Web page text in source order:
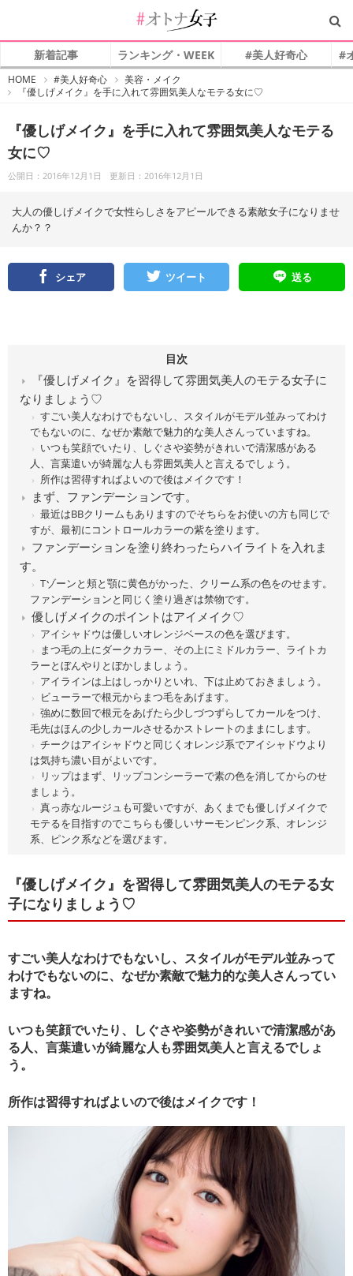
新着記事 ランキング・WEEK #美人好奇心 #
HOME
オ
ト
子
#美人好奇心
美容・メイク
『優しげメイク』を手に入れて雰囲気美人なモテる女に♡
『優しげメイク』を手に入れて雰囲気美人なモテる
女に♡
公開日：2016年12月1日 更新日：2016年12月1日
大人の優しげメイクで女性らしさをアピールできる素敵女子になりませ
んか？？
シェア ツイート 送る
目次
『優しげメイク』を習得して雰囲気美人のモテる女子に
なりましょう♡
すごい美人なわけでもないし、スタイルがモデル並みってわけ
でもないのに、なぜか素敵で魅力的な美人さんっていますね。
いつも笑顔でいたり、しぐさや姿勢がきれいで清潔感がある
人、言葉遣いが綺麗な人も雰囲気美人と言えるでしょう。
所作は習得すればよいので後はメイクです！
まず、ファンデーションです。
最近はBBクリームもありますのでそちらをお使いの方も同じで
すが、最初にコントロールカラーの紫を塗ります。
ファンデーションを塗り終わったらハイライトを入れま
す。
Tゾーンと頬と顎に黄色がかった、クリーム系の色をのせます。
ファンデーションと同じく塗り過ぎは禁物です。
優しげメイクのポイントはアイメイク♡
アイシャドウは優しいオレンジベースの色を選びます。
まつ毛の上にダークカラー、その上にミドルカラー、ライトカ
ラーとぼんやりとぼかしましょう。
アイラインは上はしっかりといれ、下は止めておきましょう。
ビューラーで根元からまつ毛をあげます。
強めに数回で根元をあげたら少しづつずらしてカールをつけ、
毛先はほんの少しカールさせるかストレートのままにします。
チークはアイシャドウと同じくオレンジ系でアイシャドウより
は気持ち濃い目がよいです。
リップはまず、リップコンシーラーで素の色を消してからのせ
ましょう。
真っ赤なルージュも可愛いですが、あくまでも優しげメイクで
モテるを目指すのでこちらも優しいサーモンピンク系、オレンジ
系、ピンク系などを選びます。
『優しげメイク』を習得して雰囲気美人のモテる女
子になりましょう♡
すごい美人なわけでもないし、スタイルがモデル並みって
わけでもないのに、なぜか素敵で魅力的な美人さんってい
ますね。
いつも笑顔でいたり、しぐさや姿勢がきれいで清潔感があ
る人、言葉遣いが綺麗な人も雰囲気美人と言えるでしょ
う。
所作は習得すればよいので後はメイクです！